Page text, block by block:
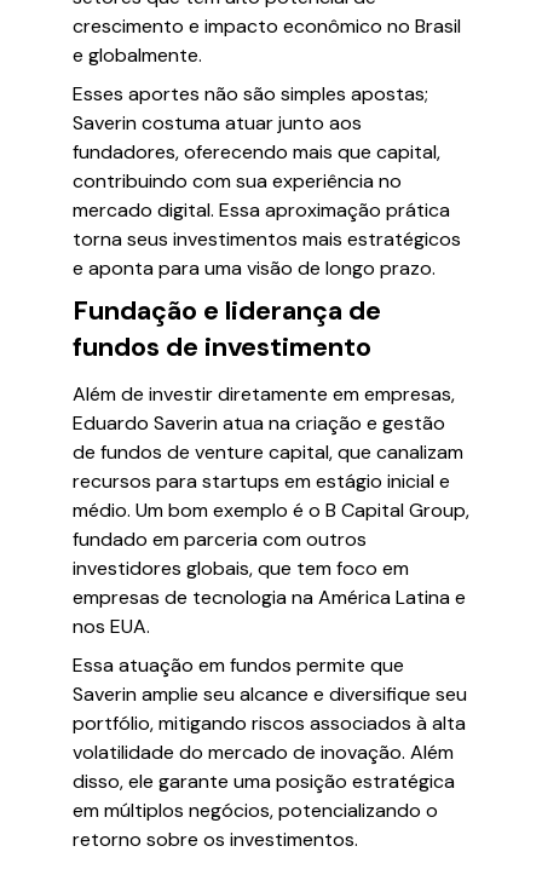
crescimento e impacto econômico no Brasil
e globalmente.
Esses aportes não são simples apostas;
Saverin costuma atuar junto aos
fundadores, oferecendo mais que capital,
contribuindo com sua experiência no
mercado digital. Essa aproximação prática
torna seus investimentos mais estratégicos
e aponta para uma visão de longo prazo.
Fundação e liderança de
fundos de investimento
Além de investir diretamente em empresas,
Eduardo Saverin atua na criação e gestão
de fundos de venture capital, que canalizam
recursos para startups em estágio inicial e
médio. Um bom exemplo é o B Capital Group,
fundado em parceria com outros
investidores globais, que tem foco em
empresas de tecnologia na América Latina e
nos EUA.
Essa atuação em fundos permite que
Saverin amplie seu alcance e diversifique seu
portfólio, mitigando riscos associados à alta
volatilidade do mercado de inovação. Além
disso, ele garante uma posição estratégica
em múltiplos negócios, potencializando o
retorno sobre os investimentos.